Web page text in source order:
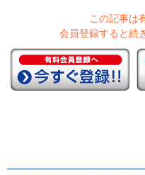
この記事は
会員登録すると続